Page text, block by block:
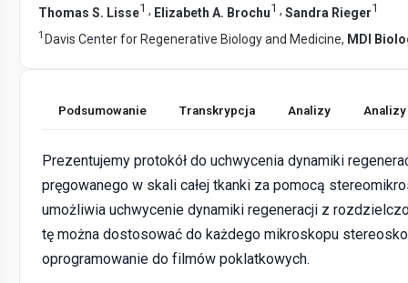
Thomas S. Lisse1 , Elizabeth A. Brochu1 , Sandra Rieger1
1 Davis Center for Regenerative Biology and Medicine, MDI
Podsumowanie Transkrypcja Analizy
Prezentujemy protokół do uchwycenia dynamiki
pręgowanego w skali całej tkanki za pomocą
umożliwia uchwycenie dynamiki regeneracji z
tę można dostosować do każdego mikroskopu
oprogramowanie do filmów poklatkowych.